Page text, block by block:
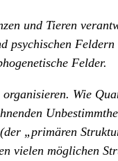
und Tieren
Felder.
Wie
„primären
möglichen